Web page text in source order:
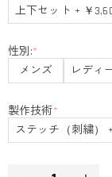
上下セット + ￥
性別:*
メンズ
レディ
製作技術*
ステッチ（刺繍）